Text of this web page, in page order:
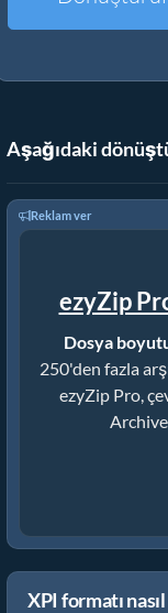
Diğer Araçlar
Aşağıdaki
Reklam ver
ezyZip
Dosya
250'den fazla
ezyZip Pro,
XPI formatı